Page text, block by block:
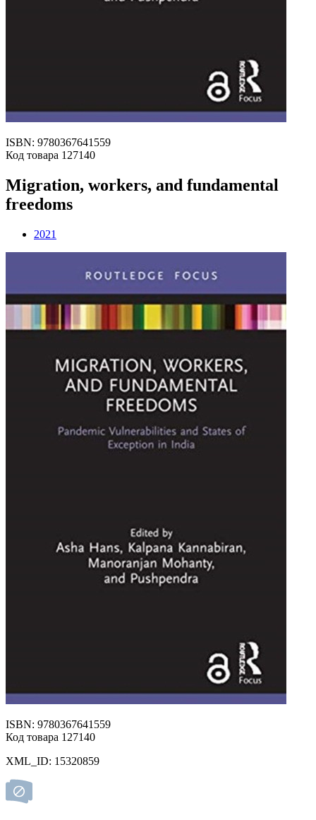
ISBN: 9780367641559
Код товара 127140
Migration, workers, and fundamental
freedoms
2021
ISBN: 9780367641559
Код товара 127140
XML_ID: 15320859